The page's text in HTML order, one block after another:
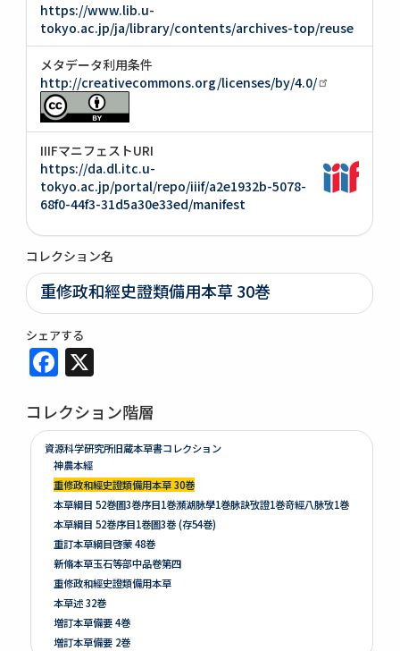
https://www.lib.u-
tokyo.ac.jp/ja/library/contents/archives-top/reuse
メタデータ利用条件
http://creativecommons.org/licenses/by/4.0/
IIIFマニフェストURI
https://da.dl.itc.u-
tokyo.ac.jp/portal/repo/iiif/a2e1932b-5078-
68f0-44f3-31d5a30e33ed/manifest
コレクション名
重修政和經史證類備用本草 30巻
シェアする
Facebook
コレクション階層
資源科学研究所旧蔵本草書コレクション
神農本經
重修政和經史證類備用本草 30巻
本草綱目 52巻圖3巻序目1巻瀕湖脉學1巻脉訣攷證1巻竒經八脉攷1巻
本草綱目 52巻序目1巻圖3巻 (存54巻)
重訂本草綱目啓蒙 48巻
新脩本草玉石等部中品卷第四
重修政和經史證類備用本草
本草述 32巻
増訂本草備要 4巻
増訂本草備要 2巻